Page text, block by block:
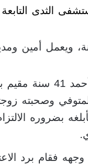
الثدى التابعة
التحريات أن المتوفي يدعي تامر ضيائي،
وقال فرد الأمن الاداري
وصحبته
بضروره الالتزام
فقام برد